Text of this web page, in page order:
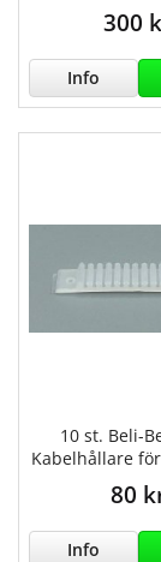
300
Info
10 st. Beli-
Kabelhållare
80
Info